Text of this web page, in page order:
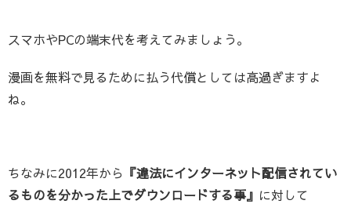
スマホやPCの端末代を考えてみましょう。
漫画を無料で見るために払う代償としては高過ぎますよ
ね。
ちなみに2012年から 『違法にインターネット配信されてい
るものを分かった上でダウンロードする事』 に対して